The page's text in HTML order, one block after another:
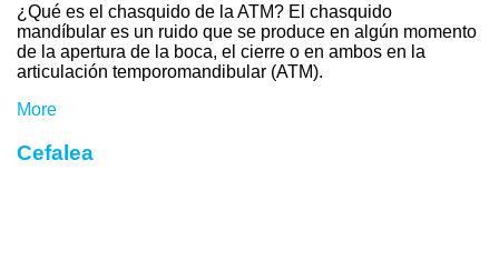
¿Qué es el chasquido de la ATM? El chasquido
mandíbular es un ruido que se produce en algún momento
de la apertura de la boca, el cierre o en ambos en la
articulación temporomandibular (ATM).
More
Cefalea